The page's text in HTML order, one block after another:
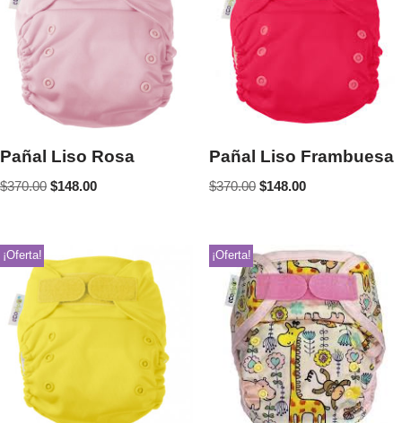
Pañal Liso Rosa
$370.00 $148.00
Pañal Liso Frambuesa
$370.00 $148.00
¡Oferta! ¡Oferta!